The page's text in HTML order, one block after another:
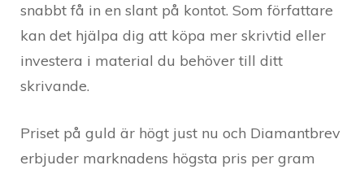
snabbt få in en slant på kontot. Som författare
kan det hjälpa dig att köpa mer skrivtid eller
investera i material du behöver till ditt
skrivande.
Priset på guld är högt just nu och Diamantbrev
erbjuder marknadens högsta pris per gram